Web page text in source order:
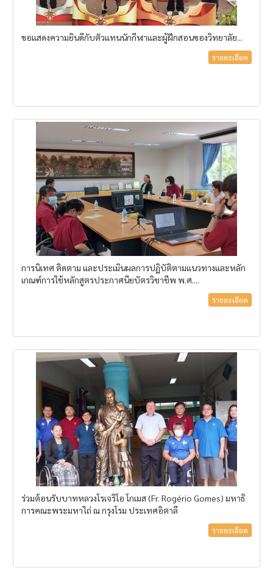
ขอแสดงความยินดีกับตัวแทนนักกีฬาและผู้ฝึกสอนของวิทยาลัย...
รายละเอียด
การนิเทศ ติดตาม และประเมินผลการปฏิบัติตามแนวทางและหลัก
เกณฑ์การใช้หลักสูตรประกาศนียบัตรวิชาชีพ พ.ศ....
รายละเอียด
ร่วมต้อนรับบาทหลวงโรเจริโอ โกเมส (Fr. Rogério Gomes) มหาธิ
การคณะพระมหาไถ่ ณ กรุงโรม ประเทศอิตาลี
รายละเอียด